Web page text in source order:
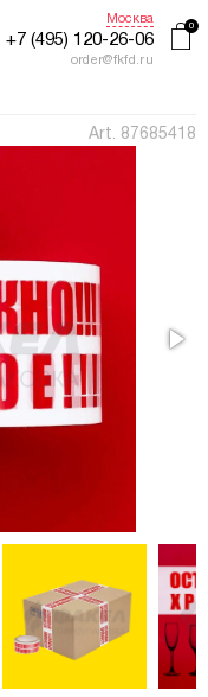
Москва
+7 (495) 120-26-06
order@fkfd.ru
Art. 87685418